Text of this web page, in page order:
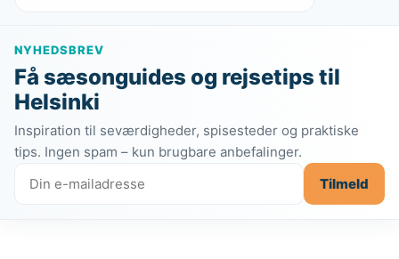
NYHEDSBREV
Få sæsonguides og rejsetips til
Helsinki
Inspiration til seværdigheder, spisesteder og praktiske
tips. Ingen spam – kun brugbare anbefalinger.
Tilmeld